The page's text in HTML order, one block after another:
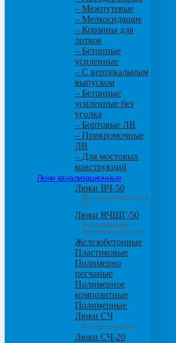
– Межпутевые
– Мелкосидящие
– Корзины для
лотков
– Бетонные
усиленные
– С вертикальным
выпуском
– Бетонные
усиленные без
уголка
– Бортовые ЛВ
– Прикромочные
ЛВ
– Для мостовых
конструкций
Люки канализационные
Люки ВЧ-50
Высокопрочный чугун
50
Люки ВЧШГ-50
Высокопрочный
сверхтяжелый чугун
Железобетонные
Пластиковые
Полимерно
песчаные
Полимерное
композитные
Полимерные
Люки СЧ
Из серого чугуна
Люки СЧ-20